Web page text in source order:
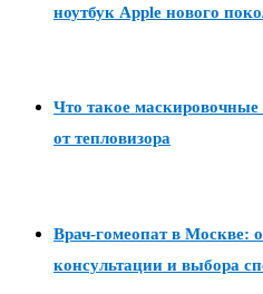
ноутбук Apple нового
Что такое
от тепловизора
Врач-гомеопат в Москве:
консультации и выбора